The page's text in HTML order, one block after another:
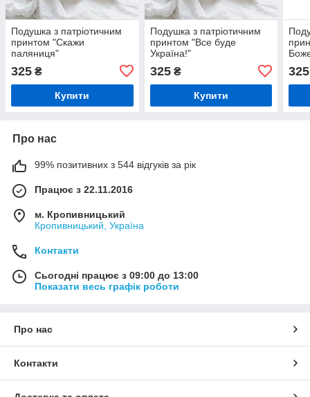
Подушка з патріотичним
принтом "Скажи
паляниця"
325 ₴
Купити
Подушка з патріотичним
принтом "Все буде
Україна!"
325₴
Купити
325
Про нас
99% позитивних з 544 відгуків за рік
Працює з 22.11.2016
м. Кропивницький
Кропивницький, Україна
Контакти
Сьогодні працює з 09:00 до 13:00
Показати весь графік роботи
Про нас
Контакти